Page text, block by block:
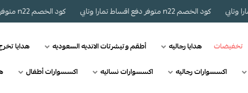
كود الخصم n22 متوفر دفع اقساط تمارا وتابي كود الخصم n22 متوفر دفع اقساط تمارا وتابي
تخفيضات هدايا رجاليه أطقم وتيشرتات الانديه السعوديه هدايا
اكسسوارات رجاليه اكسسوارات نسائيه اكسسوارات أطفال